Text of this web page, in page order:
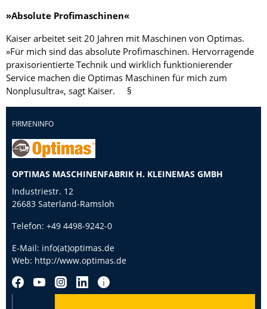
»Absolute Profimaschinen«
Kaiser arbeitet seit 20 Jahren mit Maschinen von Optimas.
»Für mich sind das absolute Profimaschinen. Hervorragende
praxisorientierte Technik und wirklich funktionierender
Service machen die Optimas Maschinen für mich zum
Nonplusultra«, sagt Kaiser. §
FIRMENINFO
OPTIMAS MASCHINENFABRIK H. KLEINEMAS GMBH
Industriestr. 12
26683 Saterland-Ramsloh
Telefon: +49 4498-9242-0
E-Mail: info(at)optimas.de
Web: http://www.optimas.de